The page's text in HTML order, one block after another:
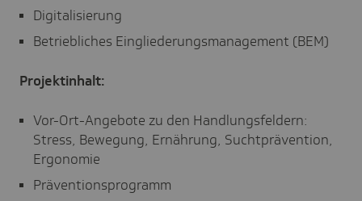
Digitalisierung
Betriebliches Eingliederungsmanagement (BEM)
Projektinhalt:
Vor-Ort-Angebote zu den Handlungsfeldern:
Stress, Bewegung, Ernährung, Suchtprävention,
Ergonomie
Präventionsprogramm